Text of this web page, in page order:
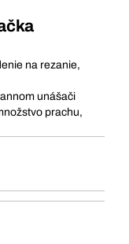
na rezanie,
unášači
prachu,